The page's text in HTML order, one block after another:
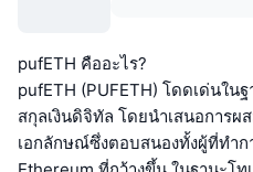
pufETH คืออะไร?
pufETH (PUFETH) โดดเด่นใน
สกุลเงินดิจิทัล โดยนำเสนอการ
เอกลักษณ์ซึ่งตอบสนองทั้งผู้ที่ทำก